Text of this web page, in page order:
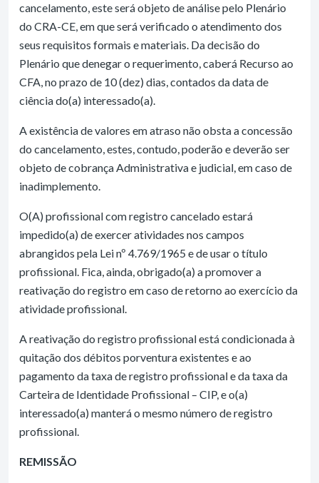
cancelamento, este será objeto de análise pelo Plenário
do CRA-CE, em que será verificado o atendimento dos
seus requisitos formais e materiais. Da decisão do
Plenário que denegar o requerimento, caberá Recurso ao
CFA, no prazo de 10 (dez) dias, contados da data de
ciência do(a) interessado(a).
A existência de valores em atraso não obsta a concessão
do cancelamento, estes, contudo, poderão e deverão ser
objeto de cobrança Administrativa e judicial, em caso de
inadimplemento.
O(A) profissional com registro cancelado estará
impedido(a) de exercer atividades nos campos
abrangidos pela Lei nº 4.769/1965 e de usar o título
profissional. Fica, ainda, obrigado(a) a promover a
reativação do registro em caso de retorno ao exercício da
atividade profissional.
A reativação do registro profissional está condicionada à
quitação dos débitos porventura existentes e ao
pagamento da taxa de registro profissional e da taxa da
Carteira de Identidade Profissional – CIP, e o(a)
interessado(a) manterá o mesmo número de registro
profissional.
REMISSÃO